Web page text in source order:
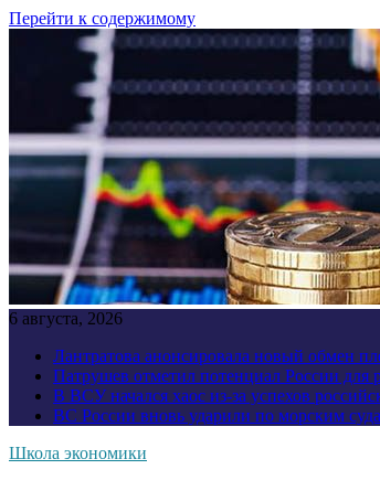
Перейти к содержимому
6 августа, 2026
Лантратова анонсировала новый обмен
Патрушев отметил потенциал России для
В ВСУ начался хаос из-за успехов
ВС России вновь ударили по морским
Школа экономики